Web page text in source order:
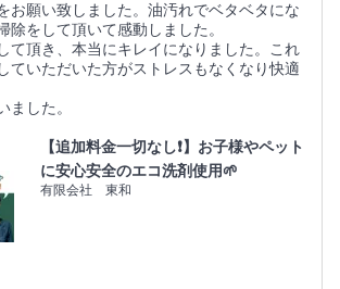
お願い致しました。油汚れでベタベタにな
除をして頂いて感動しました。
て頂き、本当にキレイになりました。これ
ていただいた方がストレスもなくなり快適
ました。
【追加料金一切なし❗️】お子様やペット
に安心安全のエコ洗剤使用🌱
有限会社 東和